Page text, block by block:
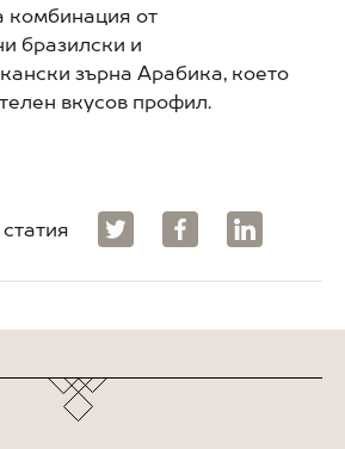
комбинация от
бразилски и
зърна Арабика, което
вкусов профил.